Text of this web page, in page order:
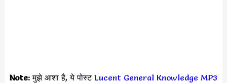
Note:मुझे आशा है, ये पोस्ट Lucent General Knowledge MP3